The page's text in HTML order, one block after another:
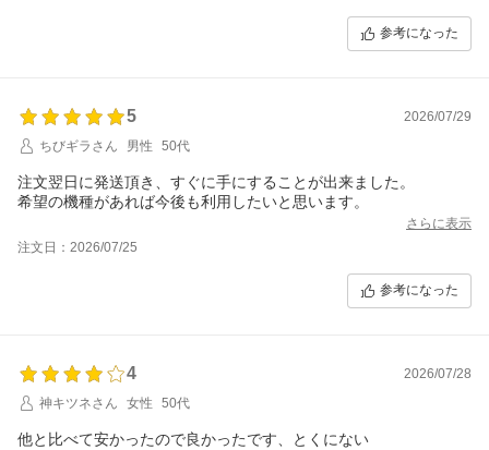
参考になった
5
2026/07/29
ちびギラさん
男性 50代
注文翌日に発送頂き、すぐに手にすることが出来ました。
希望の機種があれば今後も利用したいと思います。
さらに表示
注文日：2026/07/25
参考になった
4
2026/07/28
神キツネさん
女性 50代
他と比べて安かったので良かったです、とくにない